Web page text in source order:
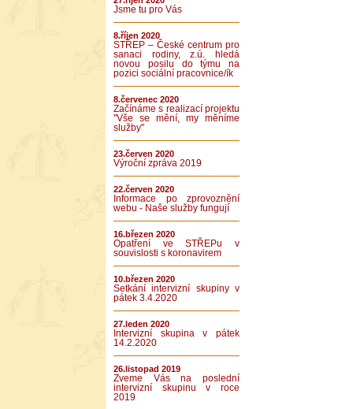
Jsme tu pro Vás
8.říjen 2020
STŘEP – České centrum pro
sanaci rodiny, z.ú. hledá
novou posilu do týmu na
pozici sociální pracovnice/ík
8.červenec 2020
Začínáme s realizací projektu
"Vše se mění, my měníme
služby"
23.červen 2020
Výroční zpráva 2019
22.červen 2020
Informace po zprovoznění
webu - Naše služby fungují
16.březen 2020
Opatření ve STŘEPu v
souvislosti s koronavirem
10.březen 2020
Setkání intervizní skupiny v
pátek 3.4.2020
27.leden 2020
Intervizní skupina v pátek
14.2.2020
26.listopad 2019
Zveme Vás na poslední
intervizní skupinu v roce
2019